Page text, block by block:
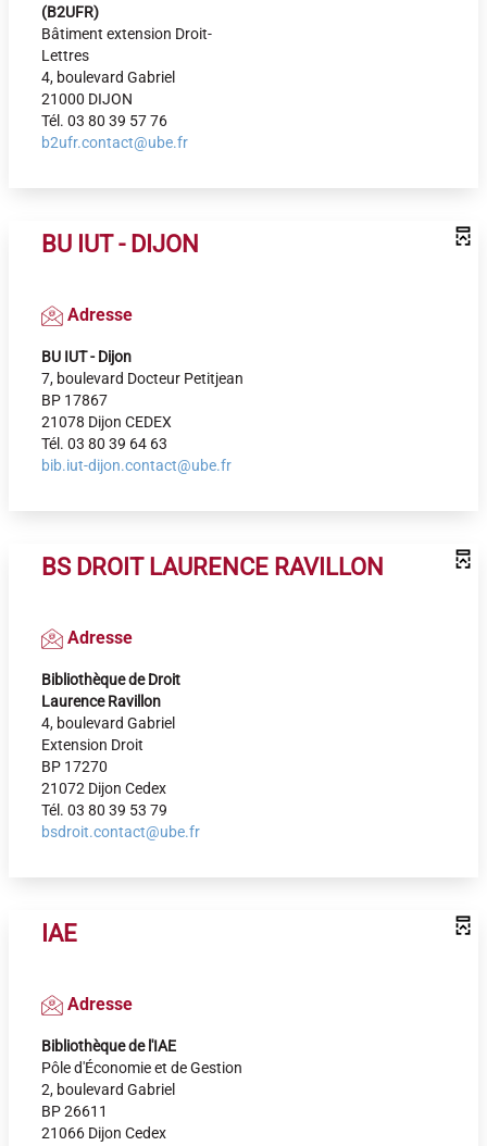
(B2UFR)
Bâtiment extension Droit-
Lettres
4, boulevard Gabriel
21000 DIJON
Tél. 03 80 39 57 76
b2ufr.contact@ube.fr
BU IUT - DIJON
Adresse
BU IUT - Dijon
7, boulevard Docteur Petitjean
BP 17867
21078 Dijon CEDEX
Tél. 03 80 39 64 63
bib.iut-dijon.contact@ube.fr
BS DROIT LAURENCE RAVILLON
Adresse
Bibliothèque de Droit
Laurence Ravillon
4, boulevard Gabriel
Extension Droit
BP 17270
21072 Dijon Cedex
Tél. 03 80 39 53 79
bsdroit.contact@ube.fr
IAE
Adresse
Bibliothèque de l'IAE
Pôle d'Économie et de Gestion
2, boulevard Gabriel
BP 26611
21066 Dijon Cedex